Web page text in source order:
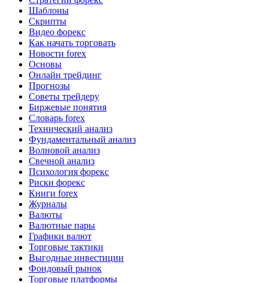
Шаблоны
Скрипты
Видео форекс
Как начать торговать
Новости forex
Основы
Онлайн трейдинг
Прогнозы
Советы трейдеру
Биржевые понятия
Словарь forex
Технический анализ
Фундаментальный анализ
Волновой анализ
Свечной анализ
Психология форекс
Риски форекс
Книги forex
Журналы
Валюты
Валютные пары
Графики валют
Торговые тактики
Выгодные инвестиции
Фондовый рынок
Торговые платформы